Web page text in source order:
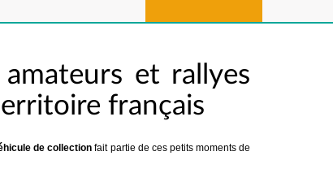
et rallyes
français
de collection fait partie de ces petits moments de